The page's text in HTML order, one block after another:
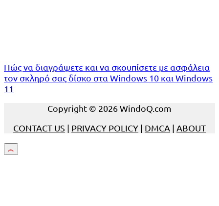
Πώς να διαγράψετε και να σκουπίσετε με ασφάλεια
τον σκληρό σας δίσκο στα Windows 10 και Windows
11
Copyright © 2026 WindoQ.com
CONTACT US | PRIVACY POLICY | DMCA | ABOUT